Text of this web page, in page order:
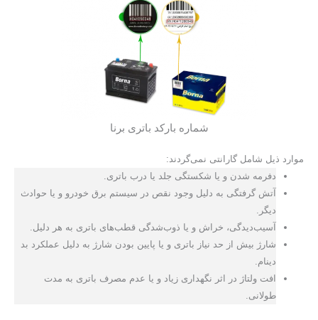
شماره بارکد باتری برنا
موارد ذيل شامل گارانتی نمی‌گردند:
دفرمه شدن و يا شكستگی جلد يا درب باتری.
آتش گرفتگی به دليل وجود نقص در سيستم برق خودرو و يا حوادث
ديگر.
آسيب‌ديدگی، خراش و يا ذوب‌شدگی قطب‌های باتری به هر دليل.
شارژ بيش از حد نياز باتری و يا پايين بودن شارژ به دليل عملكرد بد
دينام.
افت ولتاژ در اثر نگهداری زياد و يا عدم مصرف باتری به مدت
طولانی.